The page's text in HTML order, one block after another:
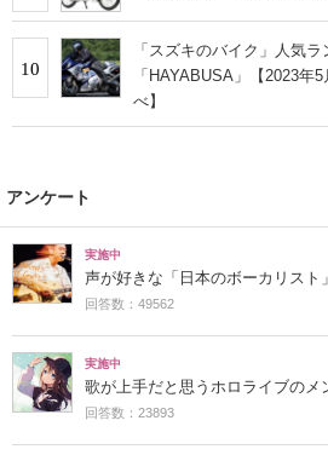
10
「スズキのバイク」人気
「HAYABUSA」【2023年
べ】
アンケート
実施中
声が好きな「日本のボーカリスト
回答数：49562
実施中
歌が上手だと思うホロライブのメ
回答数：23893